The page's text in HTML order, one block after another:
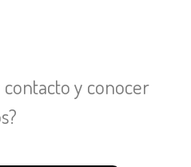
y conocer